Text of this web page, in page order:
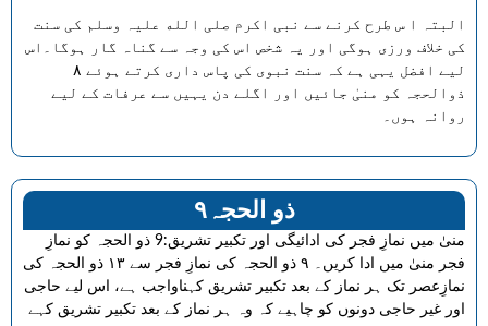
البتہ ا س طرح کرنے سے نبی اکرم صلی الله علیہ وسلم کی سنت
کی خلاف ورزی ہوگی اور یہ شخص اس کی وجہ سے گناہ گار ہوگا۔اس
لیے افضل یہی ہے کہ سنت نبوی کی پاس داری کرتے ہوئے ۸
ذوالحجہ کو منیٰ جائیں اور اگلے دن یہیں سے عرفات کے لیے
روانہ ہوں۔
۹ذو الحجہ
منیٰ میں نمازِ فجر کی ادائیگی اور تکبیر تشریق:9 ذو الحجہ کو نمازِ
فجر منیٰ میں ادا کریں۔ ۹ ذو الحجہ کی نمازِ فجر سے ۱۳ ذو الحجہ کی
نمازِعصر تک ہر نماز کے بعد تکبیر تشریق کہناواجب ہے، اس لیے حاجی
اور غیر حاجی دونوں کو چاہیے کہ وہ ہر نماز کے بعد تکبیر تشریق کہے